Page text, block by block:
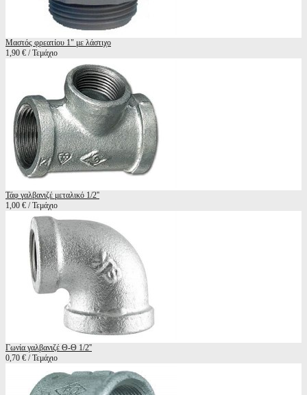
Μαστός φρεατίου 1" με λάστιχο
1,90 € / Τεμάχιο
Τάφ γαλβανιζέ μεταλικό 1/2''
1,00 € / Τεμάχιο
Γωνία γαλβανιζέ Θ-Θ 1/2''
0,70 € / Τεμάχιο